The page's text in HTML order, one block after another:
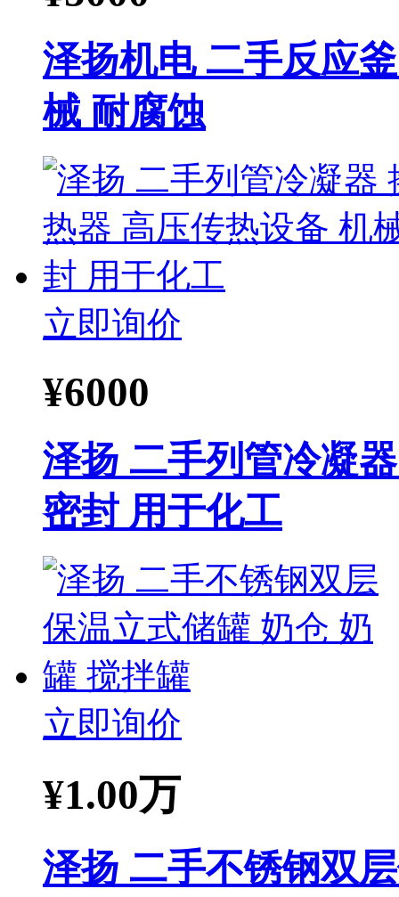
泽扬机电 二手反应
械 耐腐蚀
立即询价
¥6000
泽扬 二手列管冷凝
密封 用于化工
立即询价
¥1.00万
泽扬 二手不锈钢双